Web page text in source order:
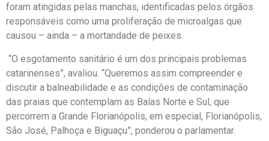
foram atingidas pelas manchas, identificadas pelos órgãos
responsáveis como uma proliferação de microalgas que
causou – ainda – a mortandade de peixes.
“O esgotamento sanitário é um dos principais problemas
catarinenses”, avaliou. “Queremos assim compreender e
discutir a balneabilidade e as condições de contaminação
das praias que contemplam as Baías Norte e Sul, que
percorrem a Grande Florianópolis, em especial, Florianópolis,
São José, Palhoça e Biguaçu”, ponderou o parlamentar.